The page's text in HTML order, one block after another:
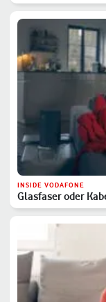
INSIDE VODAFONE
Glasfaser oder